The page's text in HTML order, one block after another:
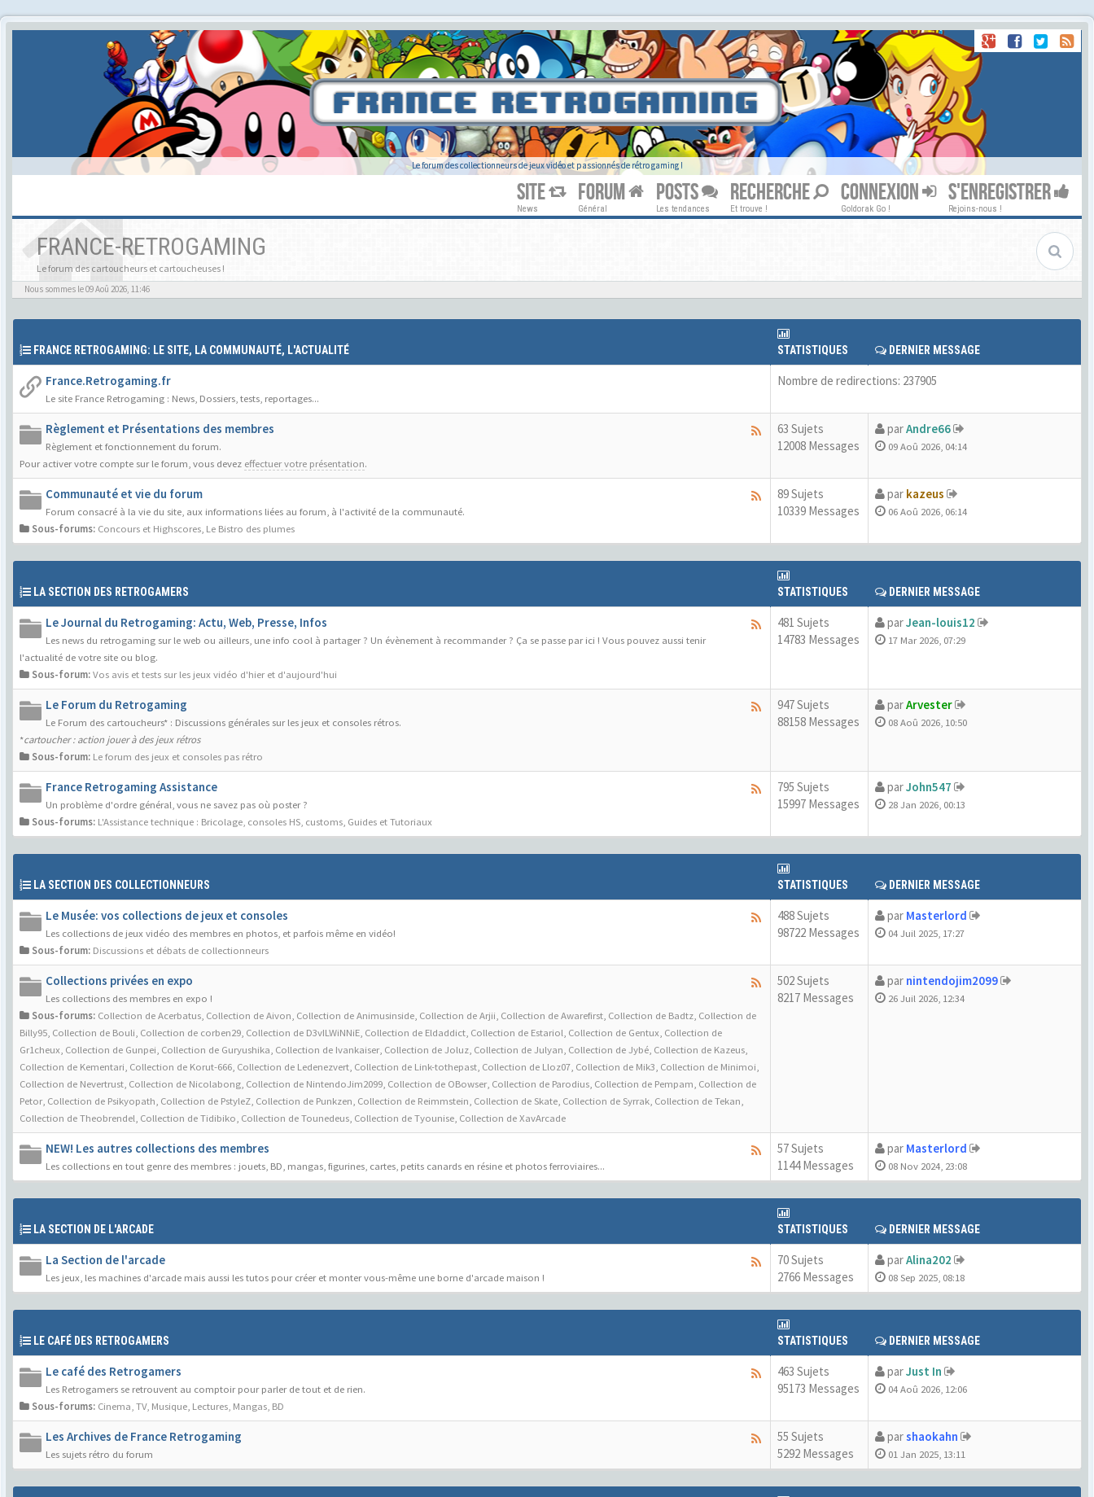
Le forum des collectionneurs de jeux vidéo et passionnés de rétro gaming !
SITE
News
FORUM
Général
POSTS
Les tendances
RECHERCHE
Et trouve !
CONNEXION
Goldorak Go !
S'ENREGISTRER
Rejoins-nous !
FRANCE-RETROGAMING
Le forum des cartoucheurs et cartoucheuses !
Nous sommes le 09 Aoû 2026, 11:46
FRANCE RETROGAMING: LE SITE, LA COMMUNAUTÉ, L'ACTUALITÉ STATISTIQUES DERNIER MESSAGE
France.Retrogaming.fr
Le site France Retrogaming : News, Dossiers, tests, reportages...
Nombre de redirections: 237905
Règlement et Présentations des membres
Règlement et fonctionnement du forum.
Pour activer votre compte sur le forum, vous devez effectuer votre présentation.
63 Sujets
12008 Messages
parAndre66
09 Aoû 2026, 04:14
Communauté et vie du forum
Forum consacré à la vie du site, aux informations liées au forum, à l'activité de la communauté.
Sous-forums: Concours et Highscores Le Bistro des plumes
89 Sujets
10339 Messages
par kazeus
06 Aoû 2026, 06:14
LA SECTION DES RETROGAMERS STATISTIQUES DERNIER MESSAGE
Le Journal du Retrogaming: Actu, Web, Presse, Infos
Les news du retrogaming sur le web ou ailleurs, une info cool à partager ? Un évènement à recommander ? Ça se passe par ici ! Vous pouvez aussi tenir
l'actualité de votre site ou blog.
Sous-forum:Vos avis et tests sur les jeux vidéo d'hier et d'aujourd'hui
481 Sujets
14783 Messages
parJean-louis12
17 Mar 2026, 07:29
Le Forum du Retrogaming
Le Forum des cartoucheurs* : Discussions générales sur les jeux et consoles rétros.
*cartoucher : action jouer à des jeux rétros
Sous-forum: Le forum des jeux et consoles pas rétro
947 Sujets
88158 Messages
parArvester
08 Aoû 2026, 10:50
France Retrogaming Assistance
Un problème d'ordre général, vous ne savez pas où poster ?
Sous-forums: L'Assistance technique : Bricolage, consoles HS, customs Guides et Tutoriaux
795 Sujets
15997 Messages
parJohn547
28 Jan 2026, 00:13
LA SECTION DES COLLECTIONNEURS STATISTIQUES DERNIER MESSAGE
Le Musée: vos collections de jeux et consoles
Les collections de jeux vidéo des membres en photos, et parfois même en vidéo!
Sous-forum: Discussions et débats de collectionneurs
488 Sujets
98722 Messages
par Masterlord
04 Juil 2025, 17:27
Collections privées en expo
Les collections des membres en expo !
Sous-forums: Collection de Acerbatus Collection de Aivon Collection de Animusinside Collection de Arjii Collection de Awarefirst Collection de Badtz Collection de
Billy95 Collection de Bouli Collection de corben29 Collection de D3vILWiNNiE Collection de Eldaddict Collection de Estariol Collection de Gentux Collection de
Gr1cheux Collection de Gunpei Collection de Guryushika Collection de Ivankaiser Collection de Joluz Collection de Julyan Collection de Jybé Collection de Kazeus
Collection de Kementari Collection de Korut-666 Collection de Ledenezvert Collection de Link-tothepast Collection de Lloz07 Collection de Mik3 Collection de Minimoi
Collection de Nevertrust Collection de Nicolabong Collection de NintendoJim2099 Collection de OBowser Collection de Parodius Collection de Pempam Collection de
Petor Collection de Psikyopath Collection de PstyleZ Collection de Punkzen Collection de Reimmstein Collection de Skate Collection de Syrrak Collection de Tekan
Collection de Theobrendel Collection de Tidibiko Collection de Tounedeus Collection de Tyounise Collection de XavArcade
502 Sujets
8217 Messages
par nintendojim2099
26 Juil 2026, 12:34
NEW! Les autres collections des membres
Les collections en tout genre des membres : jouets, BD, mangas, figurines, cartes, petits canards en résine et photos ferroviaires...
57 Sujets
1144 Messages
par Masterlord
08 Nov 2024, 23:08
LA SECTION DE L'ARCADE STATISTIQUES DERNIER MESSAGE
La Section de l'arcade
Les jeux, les machines d'arcade mais aussi les tutos pour créer et monter vous-même une borne d'arcade maison !
70 Sujets
2766 Messages
parAlina202
08 Sep 2025, 08:18
LE CAFÉ DES RETROGAMERS STATISTIQUES DERNIER MESSAGE
Le café des Retrogamers
Les Retrogamers se retrouvent au comptoir pour parler de tout et de rien.
Sous-forums: Cinema, TV, Musique Lectures, Mangas, BD
463 Sujets
95173 Messages
parJust In
04 Aoû 2026, 12:06
Les Archives de France Retrogaming
Les sujets rétro du forum
55 Sujets
5292 Messages
parshaokahn
01 Jan 2025, 13:11